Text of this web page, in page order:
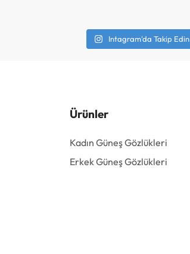
Intagram'da Takip Edin
Ürünler
Kadın Güneş Gözlükleri
Erkek Güneş Gözlükleri